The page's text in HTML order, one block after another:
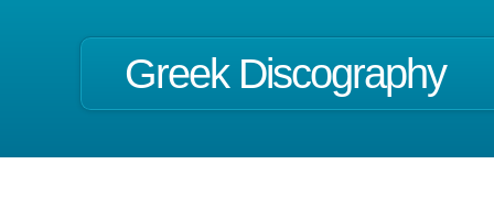
Greek Discography